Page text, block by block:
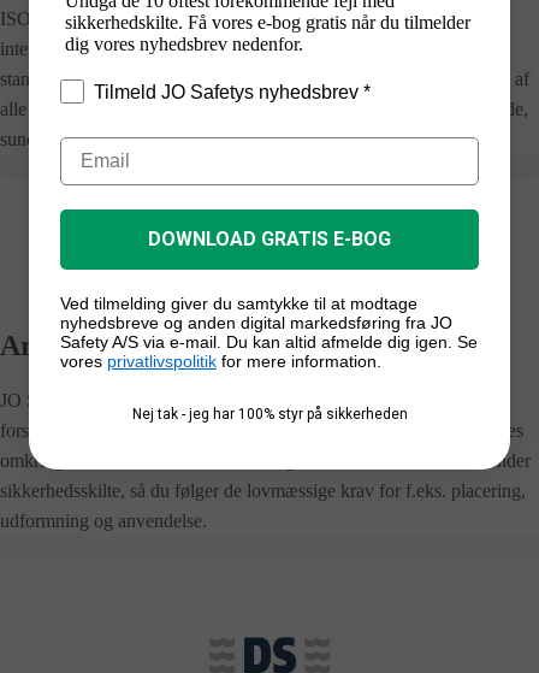
ISO (International Organization for Standardization) er en
internationale organisation, der arbejder med at skabe og opdatere
standarder. Standarder der sikrer f.eks. ensartet skiltning, der forstås af
alle uanset sprogkundskaber, dette mindsker risikoen for personskade,
sundhedsfare og miljøforurening.
Arbejdstilsynet og Dansk Standard
JO Safety’s standard
forskrifter for sikkerhedsskiltes udformning, piktogram og farve. Læs
omkring lovkrav til sikkerhedsskilte og hvorledes du korrekt anvender
sikkerhedsskilte, så du følger de lovmæssige krav for f.eks. placering,
udformning og anvendelse.
sikkerhedskilte. Få vores e-bog gratis når du tilmelder
dig vores nyhedsbrev nedenfor.
Tilmeld JO Safetys nyhedsbrev *
DOWNLOAD GRATIS E-BOG
Ved tilmelding giver du samtykke til at modtage
nyhedsbreve og anden digital markedsføring fra JO
Safety A/S via e-mail. Du kan altid afmelde dig igen. Se
vores privatlivspolitik for mere information.
Nej tak - jeg har 100% styr på sikkerheden